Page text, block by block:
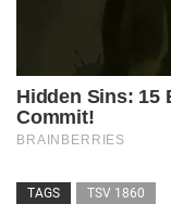
TAGS TSV 1860